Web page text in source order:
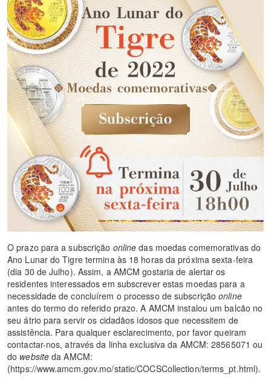
O prazo para a subscrição online das moedas comemorativas do
Ano Lunar do Tigre termina às 18 horas da próxima sexta-feira
(dia 30 de Julho). Assim, a AMCM gostaria de alertar os
residentes interessados em subscrever estas moedas para a
necessidade de concluírem o processo de subscriçãoonline
antes do termo do referido prazo. A AMCM instalou um balcão no
seu átrio para servir os cidadãos idosos que necessitem de
assistência. Para qualquer esclarecimento, por favor queiram
contactar-nos, através da linha exclusiva da AMCM: 28565071 ou
do website da AMCM:
(https://www.amcm.gov.mo/static/COCSCollection/terms_pt.html).